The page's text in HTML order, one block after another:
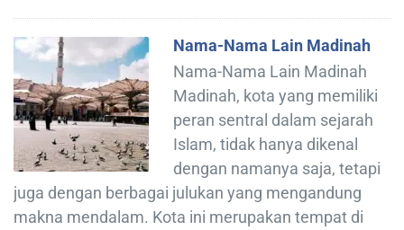
Nama-Nama Lain Madinah
Nama-Nama Lain Madinah
Madinah, kota yang memiliki
peran sentral dalam sejarah
Islam, tidak hanya dikenal
dengan namanya saja, tetapi
juga dengan berbagai julukan yang mengandung
makna mendalam. Kota ini merupakan tempat di